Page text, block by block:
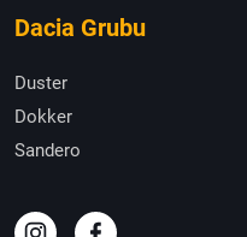
Dacia Grubu
Duster
Dokker
Sandero